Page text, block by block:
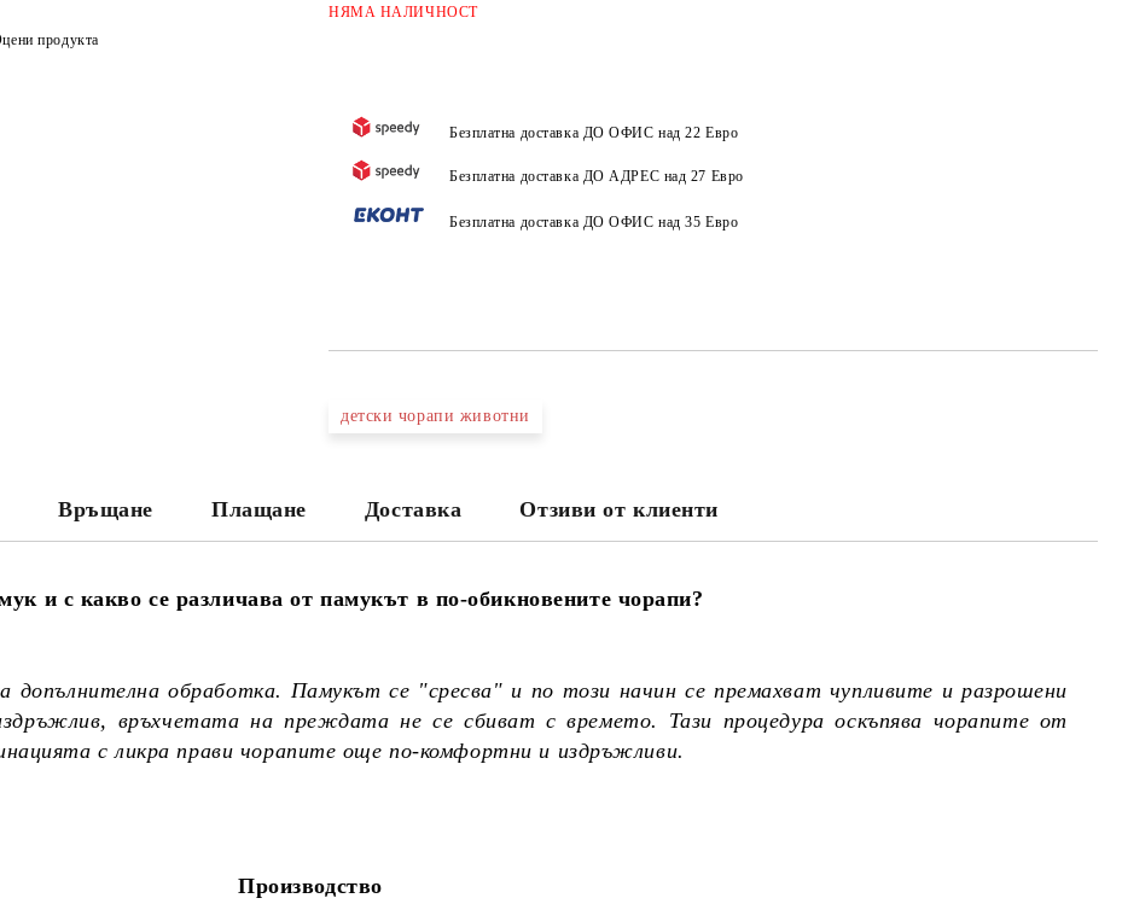
НЯМА НАЛИЧНОСТ
Безплатна доставка ДО ОФИС над 22 Евро
Безплатна доставка ДО АДРЕС над 27 Евро
Безплатна доставка ДО ОФИС над 35 Евро
детски чорапи животни
продукта
Връщане Плащане Доставка Отзиви от клиенти
и с какво се различава от памукът в по-обикновените чорапи?
допълнителна обработка. Памукът се "сресва" и по този начин се премахват чупливите и разрошени
връхчетата на преждата не се сбиват с времето. Тази процедура оскъпява чорапите от
с ликра прави чорапите още по-комфортни и издръжливи.
Производство